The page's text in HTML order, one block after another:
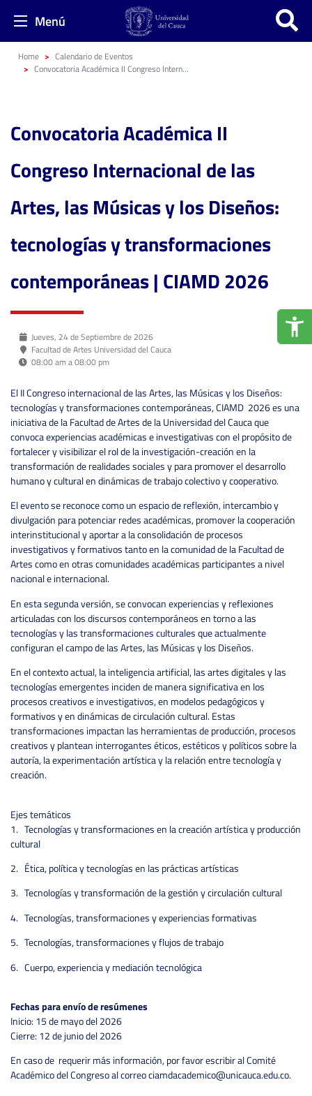
Menú
Home
Calendario de Eventos
Convocatoria Académica II Congreso Internacional de las Artes, las Músicas y los Diseños: tecnologías y transformaciones contemporáneas | CIAMD 2026
Convocatoria Académica II
Congreso Internacional de las
Artes, las Músicas y los Diseños:
tecnologías y transformaciones
contemporáneas | CIAMD 2026
Jueves, 24 de Septiembre de 2026
Facultad de Artes Universidad del Cauca
08:00 am a 08:00 pm
El II Congreso internacional de las Artes, las Músicas y los Diseños:
tecnologías y transformaciones contemporáneas, CIAMD 2026 es una
iniciativa de la Facultad de Artes de la Universidad del Cauca que
convoca experiencias académicas e investigativas con el propósito de
fortalecer y visibilizar el rol de la investigación-creación en la
transformación de realidades sociales y para promover el desarrollo
humano y cultural en dinámicas de trabajo colectivo y cooperativo.
El evento se reconoce como un espacio de reflexión, intercambio y
divulgación para potenciar redes académicas, promover la cooperación
interinstitucional y aportar a la consolidación de procesos
investigativos y formativos tanto en la comunidad de la Facultad de
Artes como en otras comunidades académicas participantes a nivel
nacional e internacional.
En esta segunda versión, se convocan experiencias y reflexiones
articuladas con los discursos contemporáneos en torno a las
tecnologías y las transformaciones culturales que actualmente
configuran el campo de las Artes, las Músicas y los Diseños.
En el contexto actual, la inteligencia artificial, las artes digitales y las
tecnologías emergentes inciden de manera significativa en los
procesos creativos e investigativos, en modelos pedagógicos y
formativos y en dinámicas de circulación cultural. Estas
transformaciones impactan las herramientas de producción, procesos
creativos y plantean interrogantes éticos, estéticos y políticos sobre la
autoría, la experimentación artística y la relación entre tecnología y
creación.
Ejes temáticos
1. Tecnologías y transformaciones en la creación artística y producción
cultural
2. Ética, política y tecnologías en las prácticas artísticas
3. Tecnologías y transformación de la gestión y circulación cultural
4. Tecnologías, transformaciones y experiencias formativas
5. Tecnologías, transformaciones y flujos de trabajo
6. Cuerpo, experiencia y mediación tecnológica
Fechas para envío de resúmenes
Inicio: 15 de mayo del 2026
Cierre: 12 de junio del 2026
En caso de requerir más información, por favor escribir al Comité
Académico del Congreso al correo ciamdacademico@unicauca.edu.co.